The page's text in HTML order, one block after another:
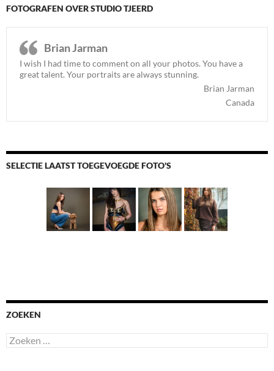
FOTOGRAFEN OVER STUDIO TJEERD
Brian Jarman
I wish I had time to comment on all your photos. You have a
great talent. Your portraits are always stunning.
Brian Jarman
Canada
SELECTIE LAATST TOEGEVOEGDE FOTO'S
ZOEKEN
Zoeken
naar: